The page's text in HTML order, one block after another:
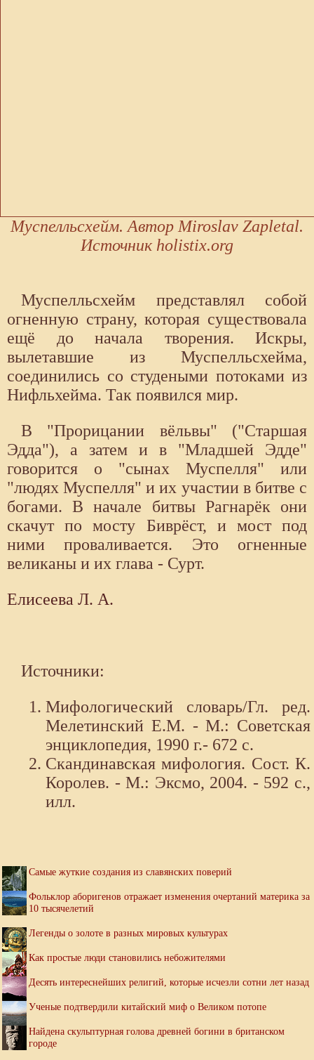
Муспелльсхейм. Автор Miroslav Zapletal.
Источник holistix.org
Муспелльсхейм представлял собой
огненную страну, которая существовала
ещё до начала творения. Искры,
вылетавшие из Муспелльсхейма,
соединились со студеными потоками из
Нифльхейма. Так появился мир.
В "Прорицании вёльвы" ("Старшая
Эдда"), а затем и в "Младшей Эдде"
говорится о "сынах Муспелля" или
"людях Муспелля" и их участии в битве с
богами. В начале битвы Рагнарёк они
скачут по мосту Биврёст, и мост под
ними проваливается. Это огненные
великаны и их глава - Сурт.
Елисеева Л. А.
Источники:
Мифологический словарь/Гл. ред.
Мелетинский Е.М. - М.: Советская
энциклопедия, 1990 г.- 672 с.
Скандинавская мифология. Сост. К.
Королев. - М.: Эксмо, 2004. - 592 с.,
илл.
Самые жуткие создания из славянских поверий
Фольклор аборигенов отражает изменения очертаний материка за
10 тысячелетий
Легенды о золоте в разных мировых культурах
Как простые люди становились небожителями
Десять интереснейших религий, которые исчезли сотни лет назад
Ученые подтвердили китайский миф о Великом потопе
Найдена скульптурная голова древней богини в британском
городе